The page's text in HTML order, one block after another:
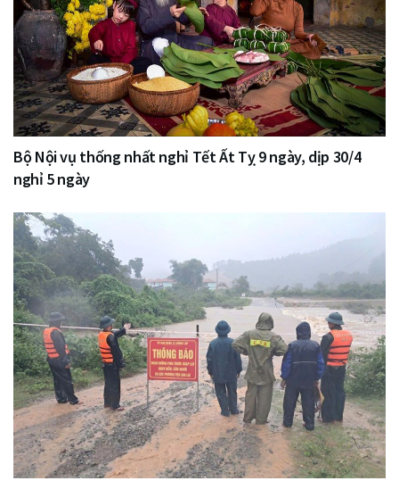
Bộ Nội vụ thống nhất nghỉ Tết Ất Tỵ 9 ngày, dịp 30/4
nghỉ 5 ngày